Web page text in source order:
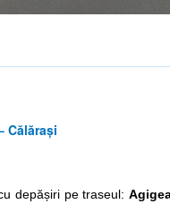
Călărași
depășiri pe traseul: